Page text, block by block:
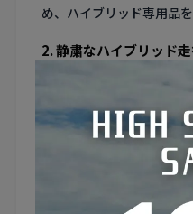
め、ハイブリッド専用品を
2. 静粛なハイブリッド
IMAハイブリッドのモー
す。安価な素材だと摩擦
るため、しなやかなレザ